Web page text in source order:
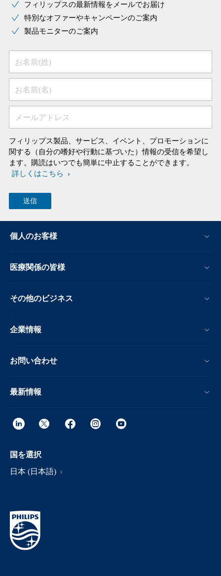
フィリップスの最新情報をメールでお届け
特別なオファーやキャンペーンのご案内
製品モニターのご案内
お名前(姓)
お名前(名)
メールアドレス
フィリップス製品、サービス、イベント、プロモーションに
関する（自分の嗜好や行動に基づいた）情報の受信を希望し
ます。購読はいつでも簡単に中止することができます。
詳しくはこちら
個人のお客様
医療関係の皆様
その他のビジネス
企業情報
お問い合わせ
最新情報
国を選択
日本 (日本語)